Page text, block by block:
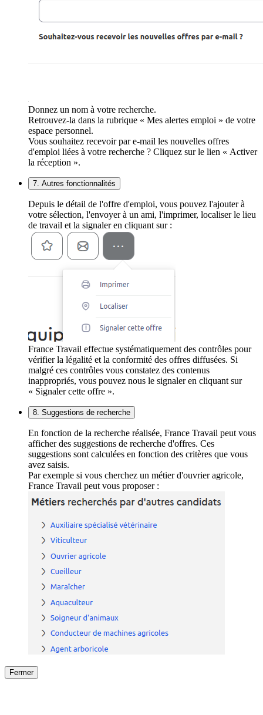
Donnez un nom à votre recherche.
Retrouvez-la dans la rubrique « Mes alertes emploi » de votre
espace personnel.
Vous souhaitez recevoir par e-mail les nouvelles offres
d'emploi liées à votre recherche ? Cliquez sur le lien « Activer
la réception ».
7. Autres fonctionnalités
Depuis le détail de l'offre d'emploi, vous pouvez l'ajouter à
votre sélection, l'envoyer à un ami, l'imprimer, localiser le lieu
de travail et la signaler en cliquant sur :
France Travail effectue systématiquement des contrôles pour
vérifier la légalité et la conformité des offres diffusées. Si
malgré ces contrôles vous constatez des contenus
inappropriés, vous pouvez nous le signaler en cliquant sur
« Signaler cette offre ».
8. Suggestions de recherche
En fonction de la recherche réalisée, France Travail peut vous
afficher des suggestions de recherche d'offres. Ces
suggestions sont calculées en fonction des critères que vous
avez saisis.
Par exemple si vous cherchez un métier d'ouvrier agricole,
France Travail peut vous proposer :
Fermer